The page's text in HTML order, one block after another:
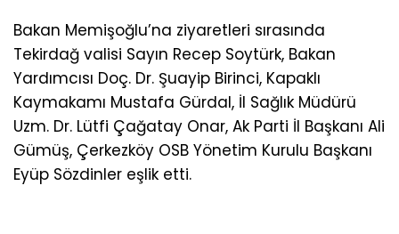
Bakan Memişoğlu’na ziyaretleri sırasında
Tekirdağ valisi Sayın Recep Soytürk, Bakan
Yardımcısı Doç. Dr. Şuayip Birinci, Kapaklı
Kaymakamı Mustafa Gürdal, İl Sağlık Müdürü
Uzm. Dr. Lütfi Çağatay Onar, Ak Parti İl Başkanı Ali
Gümüş, Çerkezköy OSB Yönetim Kurulu Başkanı
Eyüp Sözdinler eşlik etti.